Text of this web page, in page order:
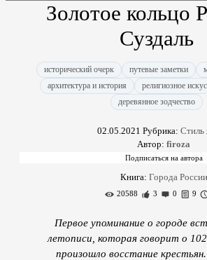
Золотое кольцо
Суздаль
исторический очерк путевые заметки
архитектура и история
религиозное
деревянное зодчество
02.05.2021 Рубрика: Стиль
Автор: firoza
Книга: Города России
20588 3 0 9
Первое упоминание о городе
летописи, которая говорит о
произошло восстание